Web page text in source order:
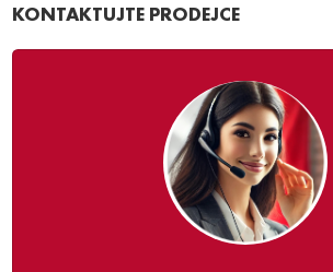
KONTAKTUJTE PRODEJCE